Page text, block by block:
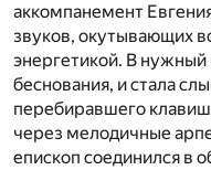
аккомпанемент
звуков, окутывающих
энергетикой. В
беснования, и стала
перебиравшего
через мелодичные
епископ соединился в